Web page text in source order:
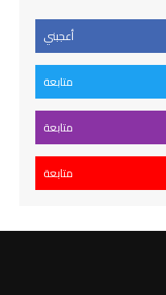
أعجبني
متابعة
متابعة
متابعة